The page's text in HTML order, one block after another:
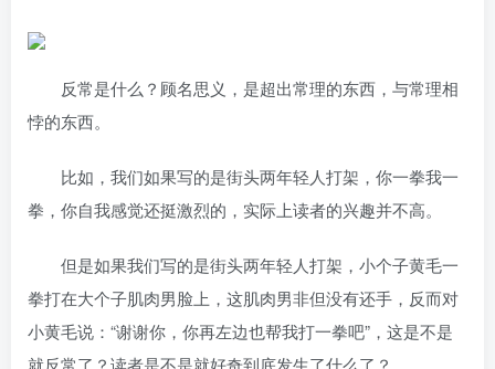
反常是什么？顾名思义，是超出常理的东西，与常理相
悖的东西。
比如，我们如果写的是街头两年轻人打架，你一拳我一
拳，你自我感觉还挺激烈的，实际上读者的兴趣并不高。
但是如果我们写的是街头两年轻人打架，小个子黄毛一
拳打在大个子肌肉男脸上，这肌肉男非但没有还手，反而对
小黄毛说：“谢谢你，你再左边也帮我打一拳吧”，这是不是
就反常了？读者是不是就好奇到底发生了什么了？